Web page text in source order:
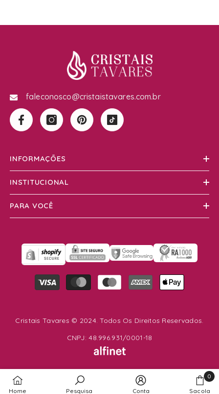
faleconosco@cristaistavares.com.br
INFORMAÇÕES
INSTITUCIONAL
PARA VOCÊ
Formas
de
Cristais Tavares © 2024. Todos Os Direitos Reservados.
CNPJ: 48.996.931/0001-18
Home Pesquisa Conta Sacola
0
0